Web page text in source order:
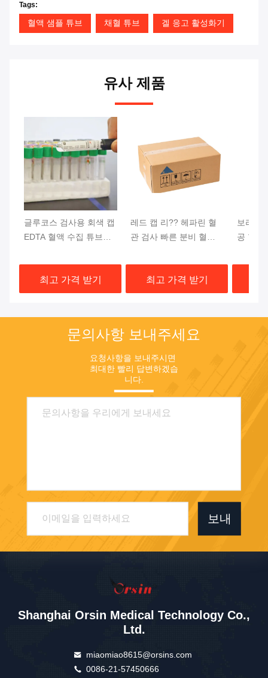
Tags:
혈액 샘플 튜브 채혈 튜브 겔 응고 활성화기
유사 제품
글루코스 검사용 회색 캡
EDTA 혈액 수집 튜브
최고 가격 받기
레드 캡 리?? 헤파린 혈
관 검사 빠른 분비 혈전
최고 가격 받기
보라색
공 혈액
상단
문의사항 보내주세요
요청사항을 보내주시면
최대한 빨리 답변하겠습
니다.
보내
Shanghai Orsin Medical Technology Co.,
Ltd.
miaomiao8615@orsins.com
0086-21-57450666